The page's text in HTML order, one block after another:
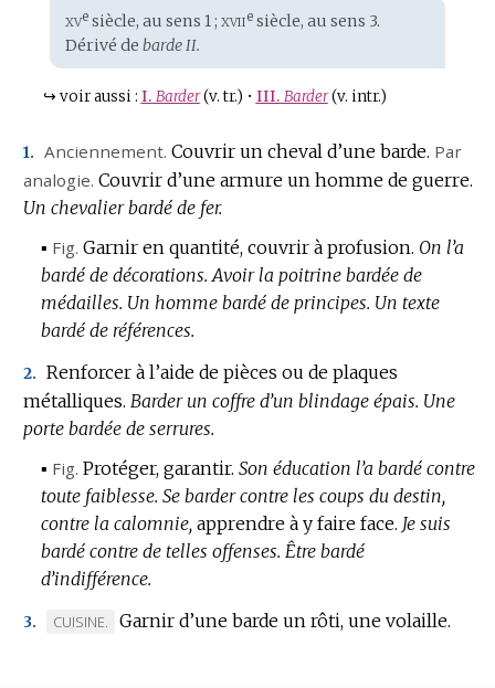
Étymologie
:
xvesiècle, au sens 1 ; xviiesiècle, au sens 3.
Dérivé de barde II.
↪ voir aussi : I. Barder (v. tr.) • III. Barder (v. intr.)
1. Anciennement. Couvrir un cheval d’une barde. Par
analogie. Couvrir d’une armure un homme de guerre.
Un chevalier bardé de fer.
▪ Fig. Garnir en quantité, couvrir à profusion. On l’a
bardé de décorations. Avoir la poitrine bardée de
médailles. Un homme bardé de principes. Un texte
bardé de références.
2. Renforcer à l’aide de pièces ou de plaques
métalliques. Barder un coffre d’un blindage épais. Une
porte bardée de serrures.
▪ Fig. Protéger, garantir. Son éducation l’a bardé contre
toute faiblesse. Se barder contre les coups du destin,
contre la calomnie, apprendre à y faire face. Je suis
bardé contre de telles offenses. Être bardé
d’indifférence.
3.
MARQUE
CUISINE. Garnir d’une barde un rôti, une volaille.